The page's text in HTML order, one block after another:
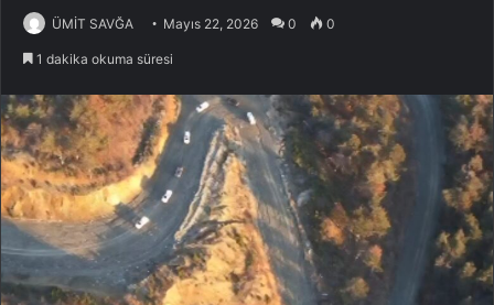
ÜMİT SAVĞA Mayıs 22, 2026 0 0
1 dakika okuma süresi